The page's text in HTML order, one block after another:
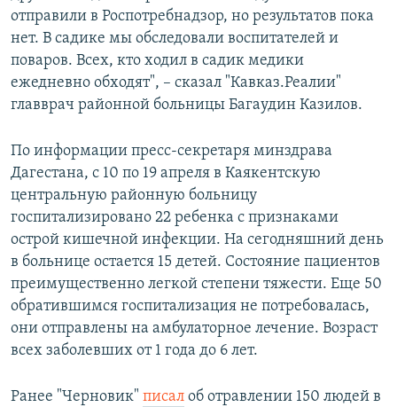
отправили в Роспотребнадзор, но результатов пока
нет. В садике мы обследовали воспитателей и
поваров. Всех, кто ходил в садик медики
ежедневно обходят", – сказал "Кавказ.Реалии"
главврач районной больницы Багаудин Казилов.
По информации пресс-секретаря минздрава
Дагестана, с 10 по 19 апреля в Каякентскую
центральную районную больницу
госпитализировано 22 ребенка с признаками
острой кишечной инфекции. На сегодняшний день
в больнице остается 15 детей. Состояние пациентов
преимущественно легкой степени тяжести. Еще 50
обратившимся госпитализация не потребовалась,
они отправлены на амбулаторное лечение. Возраст
всех заболевших от 1 года до 6 лет.
Ранее "Черновик" писал об отравлении 150 людей в